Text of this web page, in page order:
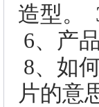
造型。
6、产
8、如
片的意